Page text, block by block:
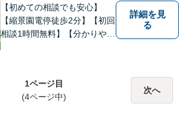
【初めての相談でも安心】
【縮景園電停徒歩2分】【初回
相談1時間無料】【分かりやす
え、納得の解決を目指しま
詳細を見
る
1ページ目
(4ページ中)
次へ